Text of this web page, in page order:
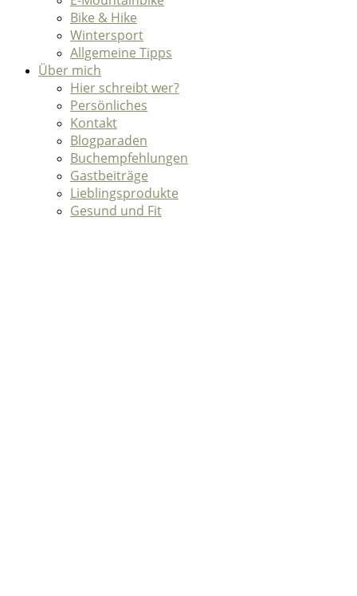
Bike & Hike
Wintersport
Allgemeine Tipps
Über mich
Hier schreibt wer?
Persönliches
Kontakt
Blogparaden
Buchempfehlungen
Gastbeiträge
Lieblingsprodukte
Gesund und Fit